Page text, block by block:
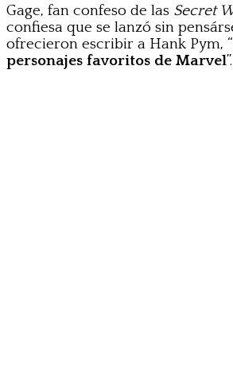
Gage, fan confeso de las Secret
confiesa que se lanzó sin
ofrecieron escribir a Hank Pym, “
personajes favoritos de Marvel”.